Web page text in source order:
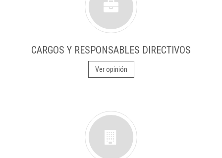
CARGOS Y RESPONSABLES DIRECTIVOS
Ver opinión